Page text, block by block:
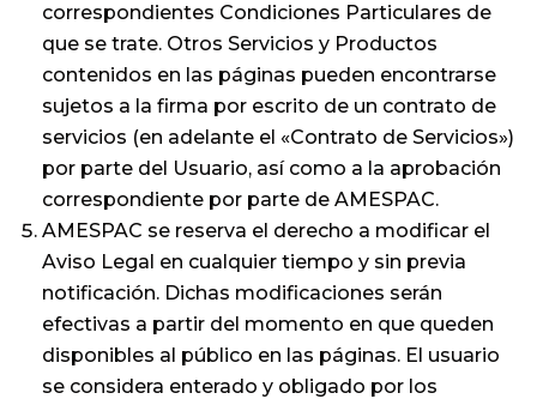
correspondientes Condiciones Particulares de
que se trate. Otros Servicios y Productos
contenidos en las páginas pueden encontrarse
sujetos a la firma por escrito de un contrato de
servicios (en adelante el «Contrato de Servicios»)
por parte del Usuario, así como a la aprobación
correspondiente por parte de AMESPAC.
AMESPAC se reserva el derecho a modificar el
Aviso Legal en cualquier tiempo y sin previa
notificación. Dichas modificaciones serán
efectivas a partir del momento en que queden
disponibles al público en las páginas. El usuario
se considera enterado y obligado por los